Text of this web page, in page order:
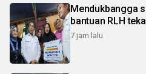
Mendukbangga
bantuan RLH
7 jam lalu